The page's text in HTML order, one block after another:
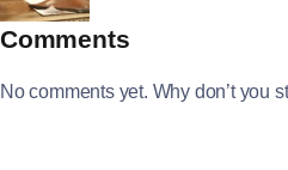
Comments
No comments yet. Why don’t you